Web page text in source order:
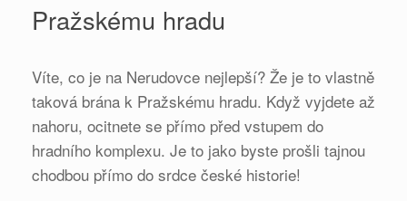
Pražskému hradu
Víte, co je na Nerudovce nejlepší? Že je to vlastně
taková brána k Pražskému hradu. Když vyjdete až
nahoru, ocitnete se přímo před vstupem do
hradního komplexu. Je to jako byste prošli tajnou
chodbou přímo do srdce české historie!